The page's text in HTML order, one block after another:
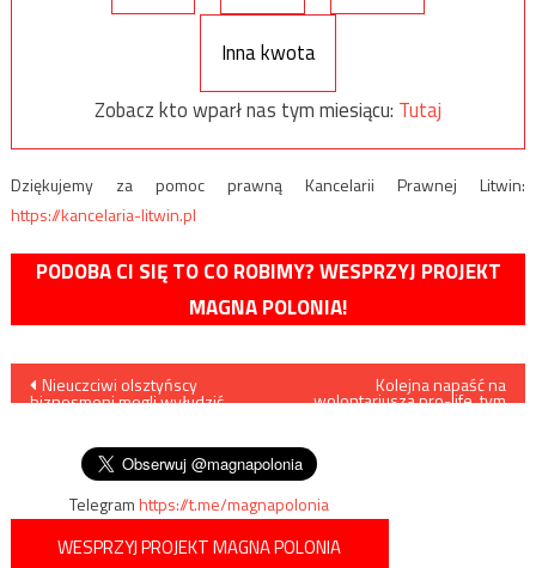
Inna kwota
Zobacz kto wparł nas tym miesiącu: Tutaj
Dziękujemy za pomoc prawną Kancelarii Prawnej Litwin:
https://kancelaria-litwin.pl
PODOBA CI SIĘ TO CO ROBIMY? WESPRZYJ PROJEKT
MAGNA POLONIA!
Nawigacja
Nieuczciwi olsztyńscy
biznesmeni mogli wyłudzić
Kolejna napaść na
wolontariusza pro-life, tym
Telegramhttps://t.me/magnapolonia
WESPRZYJ PROJEKT MAGNA POLONIA